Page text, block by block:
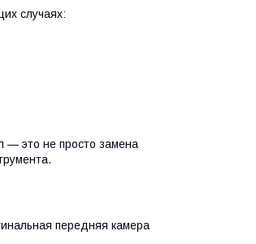
случаях:
— это не просто замена
передняя камера